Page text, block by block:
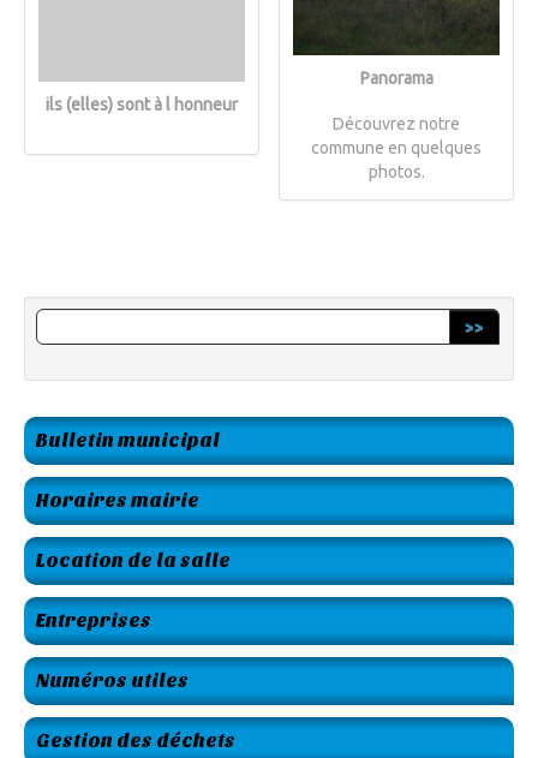
ils (elles) sont à l honneur
Panorama
Découvrez notre
commune en quelques
photos.
>>
Bulletin municipal
Horaires mairie
Location de la salle
Entreprises
Numéros utiles
Gestion des déchets